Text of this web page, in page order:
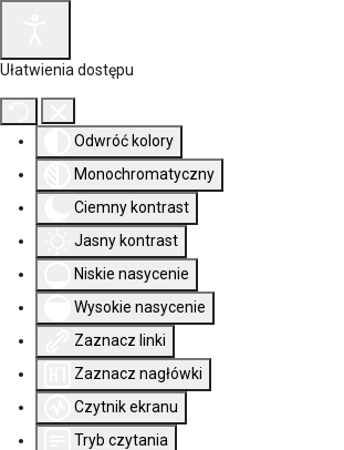
Ułatwienia dostępu
Odwróć kolory
Monochromatyczny
Ciemny kontrast
Jasny kontrast
Niskie nasycenie
Wysokie nasycenie
Zaznacz linki
Zaznacz nagłówki
Czytnik ekranu
Tryb czytania